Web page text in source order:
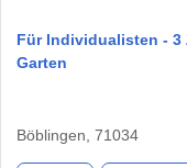
Für Individualisten - 3
Garten
Böblingen, 71034